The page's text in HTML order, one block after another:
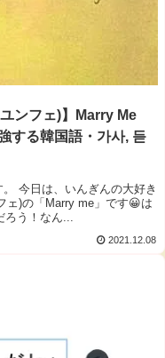
ンフェ)】Marry Me
する韓国語・가사, 듣
今日は、いんぎんの大好き
ェ)の「Marry me」です😀は
う！なん...
2021.12.08